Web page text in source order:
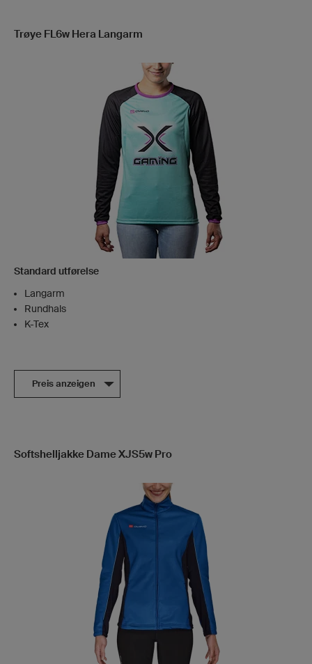
Trøye FL6w Hera Langarm
Standard utførelse
Langarm
Rundhals
K-Tex
Preis anzeigen
Softshelljakke Dame XJS5w Pro